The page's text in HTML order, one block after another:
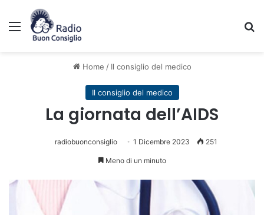
Menu
Home / Il consiglio del medico
Il consiglio del medico
La giornata dell’AIDS
radiobuonconsiglio 1 Dicembre 2023 251
Meno di un minuto